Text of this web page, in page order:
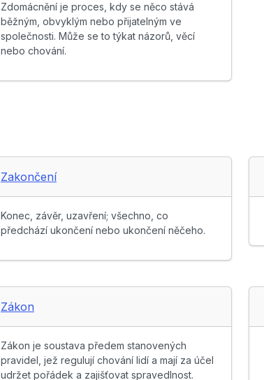
Zdomácnění je proces, kdy se něco stává
běžným, obvyklým nebo přijatelným ve
společnosti. Může se to týkat názorů, věcí
nebo chování.
Zakončení
Konec, závěr, uzavření; všechno, co
předchází ukončení nebo ukončení něčeho.
Zákon
Zákon je soustava předem stanovených
pravidel, jež regulují chování lidí a mají za účel
udržet pořádek a zajišťovat spravedlnost.